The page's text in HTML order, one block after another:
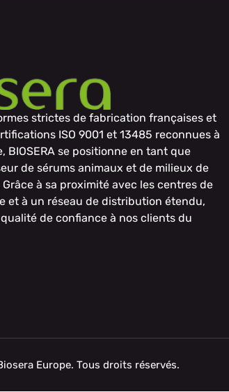
strictes de fabrication françaises et
ISO 9001 et 13485 reconnues à
BIOSERA se positionne en tant que
de sérums animaux et de milieux de
à sa proximité avec les centres de
et à un réseau de distribution étendu,
de confiance à nos clients du
Europe. Tous droits réservés.